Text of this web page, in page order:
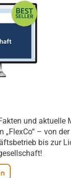
und aktuelle
„FlexCo“ – von
bis zur